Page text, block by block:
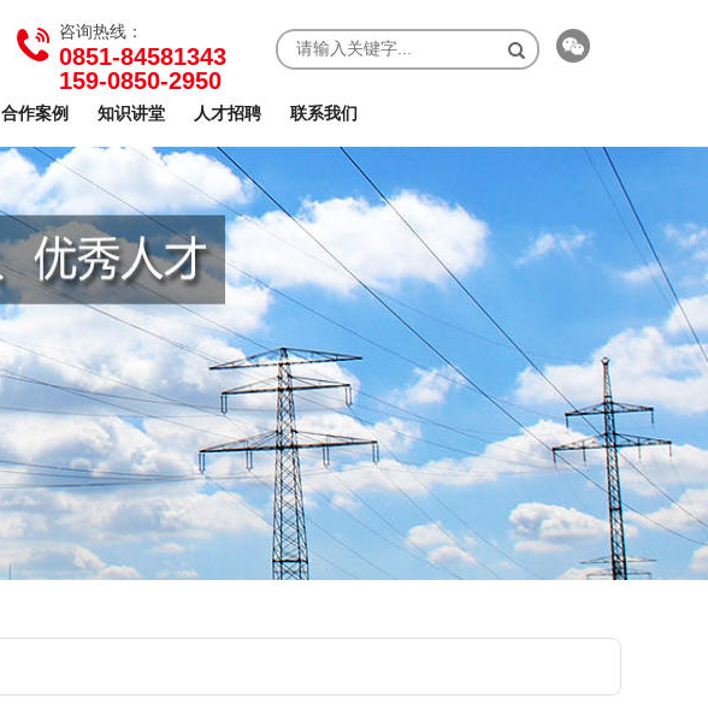
合作案例 知识讲堂 人才招聘 联系我们
扫一扫关注我们
咨询热线：
0851-84581343
159-0850-2950